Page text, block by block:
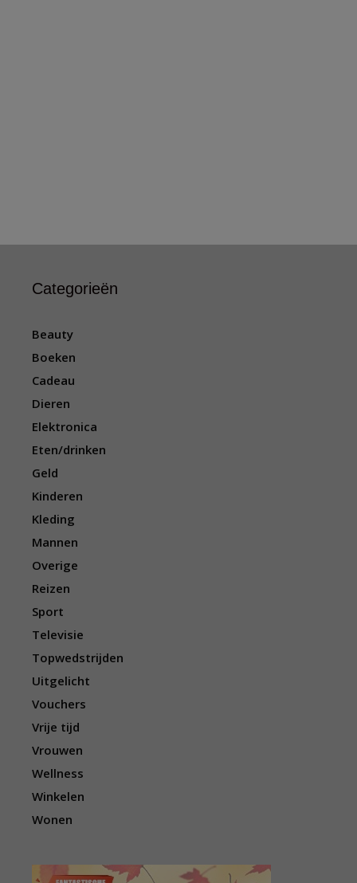
Categorieën
Beauty
Boeken
Cadeau
Dieren
Elektronica
Eten/drinken
Geld
Kinderen
Kleding
Mannen
Overige
Reizen
Sport
Televisie
Topwedstrijden
Uitgelicht
Vouchers
Vrije tijd
Vrouwen
Wellness
Winkelen
Wonen